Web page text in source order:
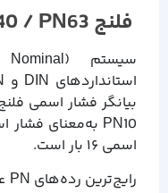
فلنج PN10 / PN16 / PN40 / PN63
بیانگر فشار اسمی
اسمی ۱۶ بار است.
رایج‌ترین رده‌های PN عبارت‌اند از: